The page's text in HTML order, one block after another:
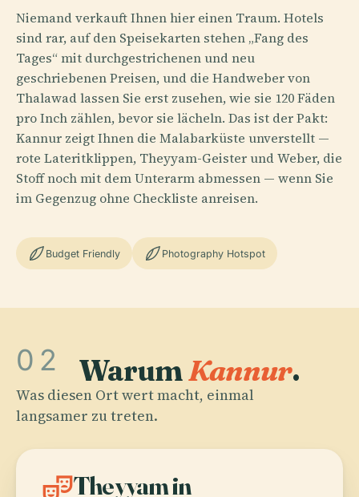
Niemand verkauft Ihnen hier einen Traum. Hotels
sind rar, auf den Speisekarten stehen „Fang des
Tages“ mit durchgestrichenen und neu
geschriebenen Preisen, und die Handweber von
Thalawad lassen Sie erst zusehen, wie sie 120 Fäden
pro Inch zählen, bevor sie lächeln. Das ist der Pakt:
Kannur zeigt Ihnen die Malabarküste unverstellt —
rote Lateritklippen, Theyyam-Geister und Weber, die
Stoff noch mit dem Unterarm abmessen — wenn Sie
im Gegenzug ohne Checkliste anreisen.
Budget Friendly Photography Hotspot
02 WarumKannur.
Was diesen Ort wert macht, einmal
langsamer zu treten.
theater_comedyTheyyam in